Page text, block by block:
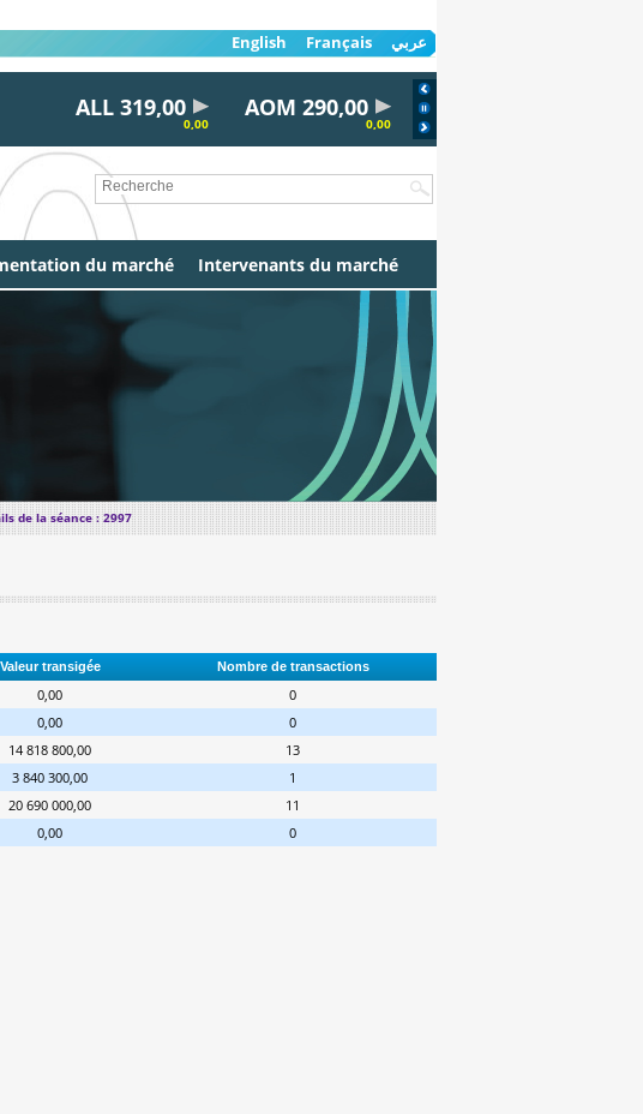
ALL 319,00 AOM 290,00 AL30 100,00
عربي Français
English
du marché Intervenants du marché
de la séance : 2997
Valeur transigée Nombre de transactions
0,00
0
0,00
0
14 818 800,00
13
3 840 300,00
1
20 690 000,00
11
0,00 0